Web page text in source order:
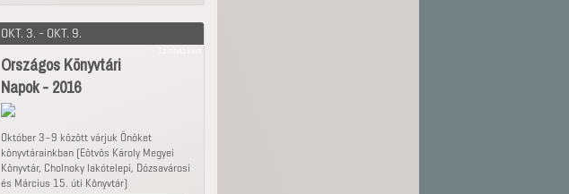
OKT. 3. - OKT. 9.
Országos Könyvtári
Napok - 2016
Október 3–9 között várjuk Önöket
könyvtárainkban (Eötvös Károly Megyei
Könyvtár, Cholnoky lakótelepi, Dózsavárosi
és Március 15. úti Könyvtár)